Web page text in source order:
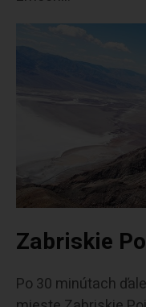
Zabriskie
Po 30 minútach